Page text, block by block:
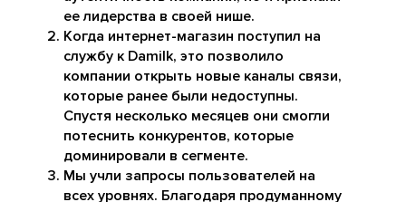
ее лидерства в своей нише.
Когда интернет-магазин поступил на
службу к Damilk, это позволило
компании открыть новые каналы связи,
которые ранее были недоступны.
Спустя несколько месяцев они смогли
потеснить конкурентов, которые
доминировали в сегменте.
Мы учли запросы пользователей на
всех уровнях. Благодаря продуманному